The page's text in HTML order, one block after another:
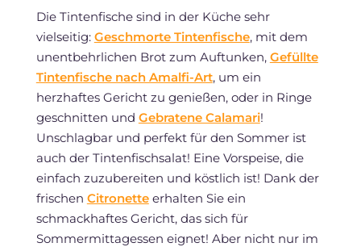
Die Tintenfische sind in der Küche sehr
vielseitig: Geschmorte Tintenfische, mit dem
unentbehrlichen Brot zum Auftunken, Gefüllte
Tintenfische nach Amalfi-Art, um ein
herzhaftes Gericht zu genießen, oder in Ringe
geschnitten und Gebratene Calamari!
Unschlagbar und perfekt für den Sommer ist
auch der Tintenfischsalat! Eine Vorspeise, die
einfach zuzubereiten und köstlich ist! Dank der
frischen Citronetteerhalten Sie ein
schmackhaftes Gericht, das sich für
Sommermittagessen eignet! Aber nicht nur im